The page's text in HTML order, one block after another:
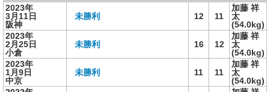
2023年
3月11日
阪神
未勝利 12 11
加藤 祥
太
(54.0kg)
2023年
2月25日
小倉
未勝利 16 12
加藤 祥
太
(54.0kg)
2023年
1月9日
中京
未勝利 11 11
加藤 祥
太
(54.0kg)